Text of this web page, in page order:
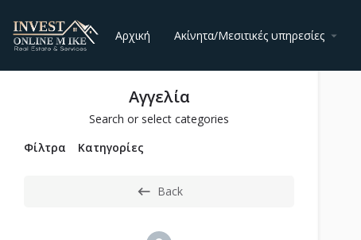
Αρχική Ακίνητα/Μεσιτικές υπηρεσίες
Αγγελία
Search or select categories
Φίλτρα
Κατηγορίες
Back